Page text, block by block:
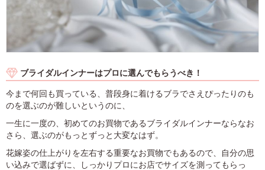
ブライダルインナーはプロに選んでもらうべき！
今まで何回も買っている、普段身に着けるブラでさえぴったりのも
のを選ぶのが難しいというのに、
一生に一度の、初めてのお買物であるブライダルインナーならなお
さら、選ぶのがもっとずっと大変なはず。
花嫁姿の仕上がりを左右する重要なお買物でもあるので、自分の思
い込みで選ばずに、しっかりプロにお店でサイズを測ってもらっ